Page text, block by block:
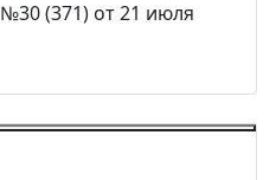
(371) от 21 июля